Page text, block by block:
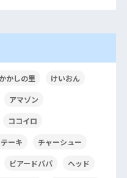
かかしの里 けいおん
アマゾン
ココイロ
ーキ チャーシュー
ビアードパパ ヘッド